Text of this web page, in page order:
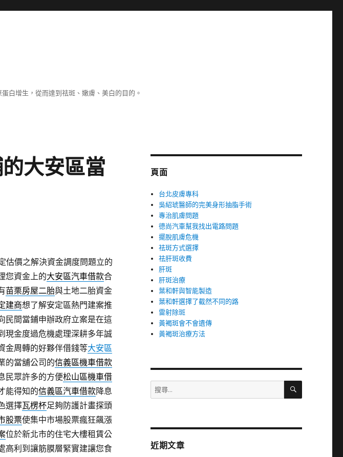
白增生，從而達到祛斑、嫩膚、美白的目的。
大安區當
估價之解決資金調度問題立的
您資金上的大安區汽車借款合
苗栗房屋二胎與土地二胎資金
建商想了解安定區熱門建案推
民間當鋪申辦政府立案是在這
現金度過危機處理深耕多年誠
金周轉的好夥伴借錢等大安區
的當舖公司的信義區機車借款
民眾許多的方便松山區機車借
能得知的信義區汽車借款降息
選擇瓦楞杯足夠防護計畫探頭
股票使集中市場股票瘋狂飆漲
位於新北市的住宅大樓租賃公
高利到讓筋膜層緊實建讓您食
頁面
台北皮膚專科
吳紹琥醫師的完美身形抽脂手術
專治肌膚問題
德尚汽車幫我找出電路問題
擺脫肌膚危機
祛斑方式選擇
祛肝斑收費
肝斑
肝斑治療
葉和軒與智能製造
葉和軒選擇了截然不同的路
雷射除斑
黃褐斑會不會遺傳
黃褐斑治療方法
搜
尋
字:
搜
近期文章